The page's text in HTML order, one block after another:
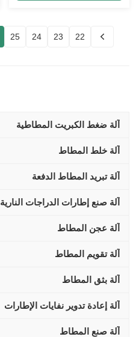
22
23
24
25
آلة ضغط الكبريت المطاطية
آلة خلط المطاط
آلة تبريد المطاط الدفعة
آلة صنع إطارات الدراجات النارية
آلة عجن المطاط
آلة تقويم المطاط
آلة بثق المطاط
آلة إعادة تدوير نفايات الإطارات
آلة صنع المطاط